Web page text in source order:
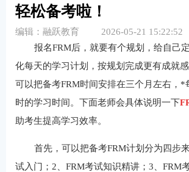
轻松备考啦！
编辑：融跃教育
2026-05-21 15:22:52
报名FRM后，就要有个规划，给自己
化每天的学习计划，按规划完成更有成就
可以把备考FRM时间安排在三个月左右，*
时的学习时间。下面老师会具体说明一下
助考生提高学习效率。
首先，可以把备考FRM计划分为四步
试入门；2、FRM考试知识精讲；3、FRM